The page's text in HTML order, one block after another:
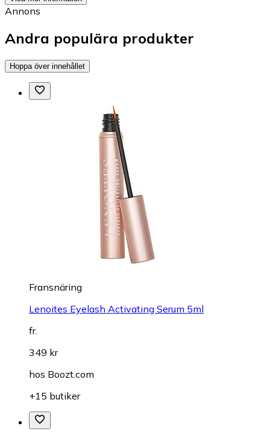
Annons
Andra populära produkter
Hoppa över innehållet
Fransnäring
Lenoites Eyelash Activating Serum 5ml
fr.
349 kr
hos Boozt.com
+15 butiker